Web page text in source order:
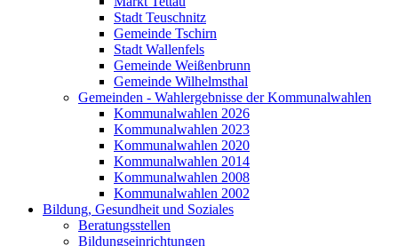
Stadt Teuschnitz
Gemeinde Tschirn
Stadt Wallenfels
Gemeinde Weißenbrunn
Gemeinde Wilhelmsthal
Gemeinden - Wahlergebnisse der Kommunalwahlen
Kommunalwahlen 2026
Kommunalwahlen 2023
Kommunalwahlen 2020
Kommunalwahlen 2014
Kommunalwahlen 2008
Kommunalwahlen 2002
Bildung, Gesundheit und Soziales
Beratungsstellen
Bildungseinrichtungen